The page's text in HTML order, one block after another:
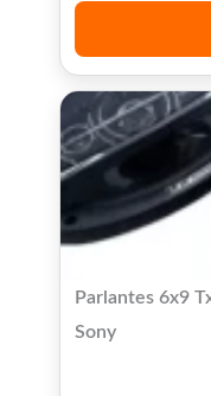
Parlantes 6x9
Sony